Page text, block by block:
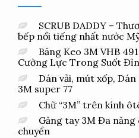
SCRUB DADDY –
bếp nổi tiếng nhất nước
Băng Keo 3M VHB
Cường Lực Trong Suốt
Dán vải, mút xốp,
3M super 77
Chữ “3M” trên kính
Găng tay 3M Đa năng
chuyển